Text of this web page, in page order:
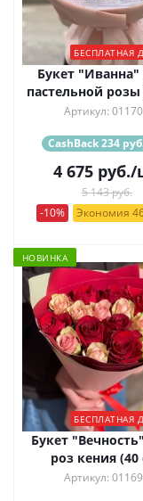
БЕСПЛАТНАЯ
Букет "Иванна"
пастельной розы
Артикул:
CashBack 234
4 675руб./
5 143 руб.
-10%
Экономия
НОВИНКА
БЕСПЛАТНАЯ
Букет
роз кения (40
Артикул: